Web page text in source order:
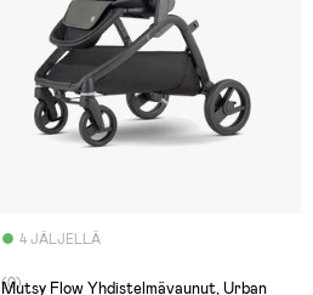
4 JÄLJELLÄ
(0)
Mutsy Flow Yhdistelmävaunut, Urban